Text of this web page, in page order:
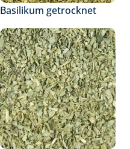
Basilikum getrocknet